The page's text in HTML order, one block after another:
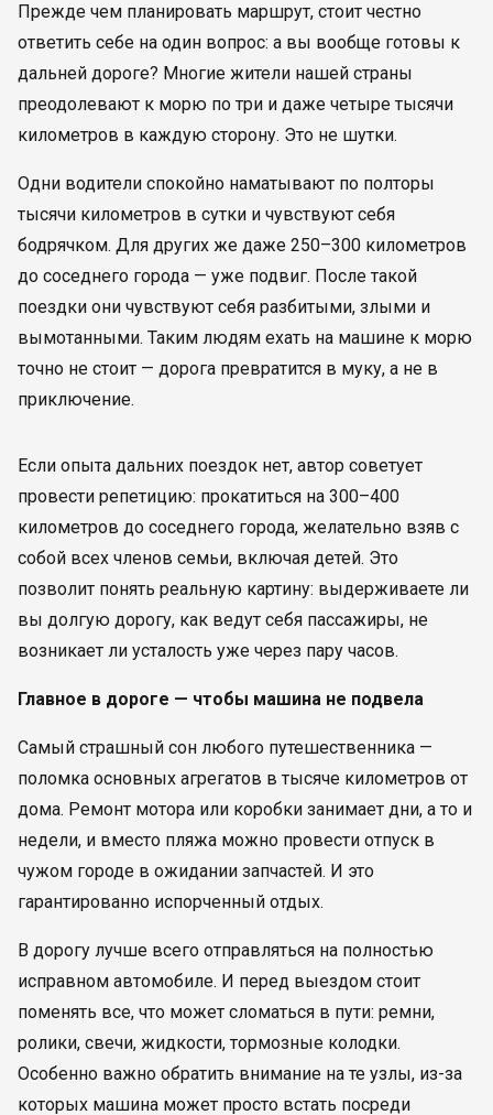
Прежде чем планировать маршрут, стоит честно
ответить себе на один вопрос: а вы вообще готовы к
дальней дороге? Многие жители нашей страны
преодолевают к морю по три и даже четыре тысячи
километров в каждую сторону. Это не шутки.
Одни водители спокойно наматывают по полторы
тысячи километров в сутки и чувствуют себя
бодрячком. Для других же даже 250–300 километров
до соседнего города — уже подвиг. После такой
поездки они чувствуют себя разбитыми, злыми и
вымотанными. Таким людям ехать на машине к морю
точно не стоит — дорога превратится в муку, а не в
приключение.
Если опыта дальних поездок нет, автор советует
провести репетицию: прокатиться на 300–400
километров до соседнего города, желательно взяв с
собой всех членов семьи, включая детей. Это
позволит понять реальную картину: выдерживаете ли
вы долгую дорогу, как ведут себя пассажиры, не
возникает ли усталость уже через пару часов.
Главное в дороге — чтобы машина не подвела
Самый страшный сон любого путешественника —
поломка основных агрегатов в тысяче километров от
дома. Ремонт мотора или коробки занимает дни, а то и
недели, и вместо пляжа можно провести отпуск в
чужом городе в ожидании запчастей. И это
гарантированно испорченный отдых.
В дорогу лучше всего отправляться на полностью
исправном автомобиле. И перед выездом стоит
поменять все, что может сломаться в пути: ремни,
ролики, свечи, жидкости, тормозные колодки.
Особенно важно обратить внимание на те узлы, из-за
которых машина может просто встать посреди